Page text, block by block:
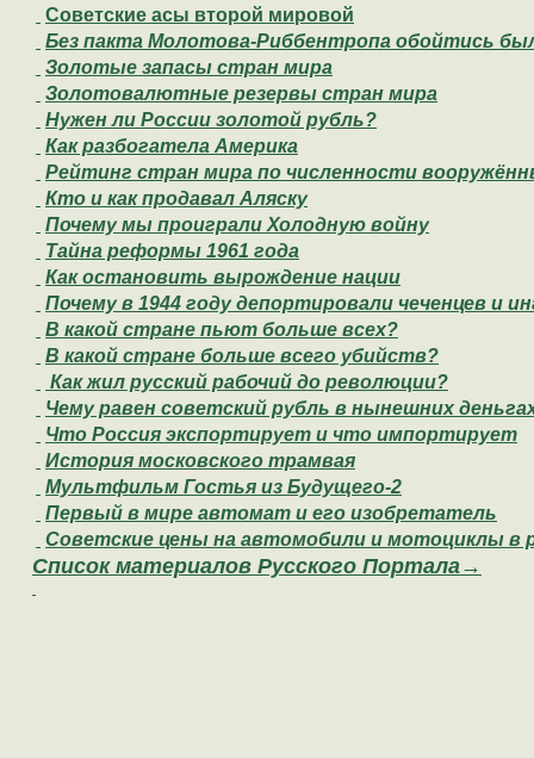
Cоветские асы второй мировой
Без пакта Молотова-Риббентропа обойтись
Золотые запасы стран мира
Золотовалютные резервы стран мира
Нужен ли России золотой рубль?
Как разбогатела Америка
Рейтинг стран мира по численности
Кто и как продавал Аляску
Почему мы проиграли Холодную войну
Тайна реформы 1961 года
Как остановить вырождение нации
Почему в 1944 году депортировали чеченцев и
В какой стране пьют больше всех?
В какой стране больше всего убийств?
Как жил русский рабочий до революции?
Чему равен советский рубль в нынешних
Что Россия экспортирует и что импортирует
История московского трамвая
Мультфильм Гостья из Будущего-2
Первый в мире автомат и его изобретатель
Советские цены на автомобили и мотоциклы в
Список материалов Русского Портала→